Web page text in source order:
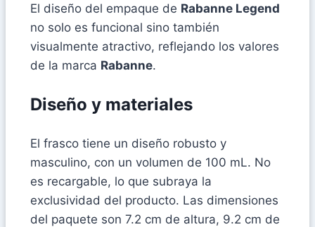
El diseño del empaque de Rabanne Legend
no solo es funcional sino también
visualmente atractivo, reflejando los valores
de la marca Rabanne.
Diseño y materiales
El frasco tiene un diseño robusto y
masculino, con un volumen de 100 mL. No
es recargable, lo que subraya la
exclusividad del producto. Las dimensiones
del paquete son 7.2 cm de altura, 9.2 cm de